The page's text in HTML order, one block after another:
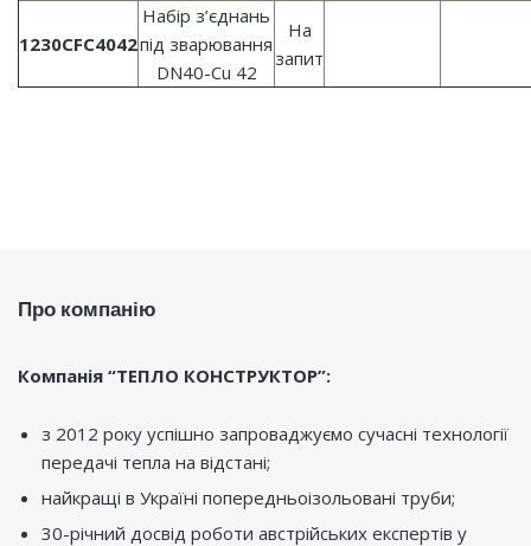
1230CFC4042
Набір з’єднань
під зварювання
DN40-Сu 42
На
запит
Про компанію
Компанія “ТЕПЛО КОНСТРУКТОР”:
з 2012 року успішно запроваджуємо сучасні технології
передачі тепла на відстані;
найкращі в Україні попередньоізольовані труби;
30-річний досвід роботи австрійських експертів у